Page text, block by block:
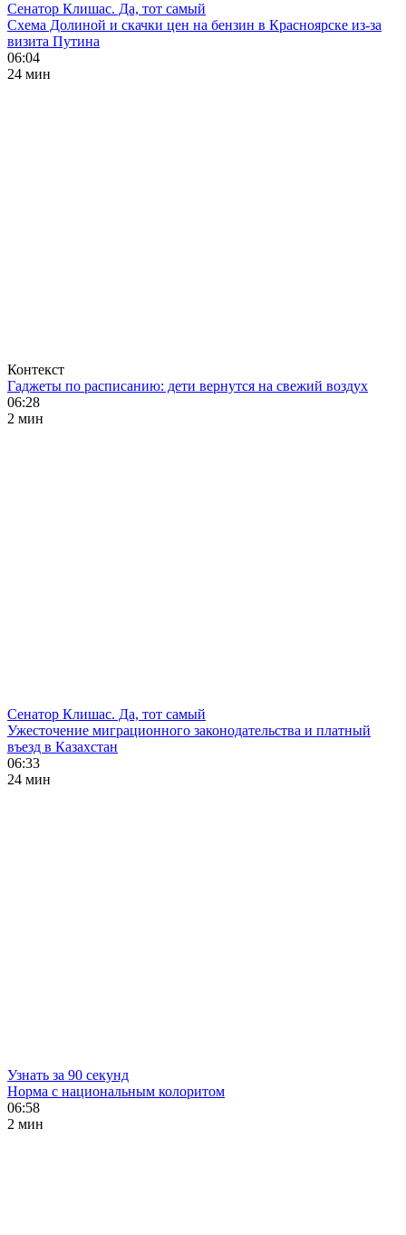
Сенатор Клишас. Да, тот самый
Схема Долиной и скачки цен на бензин в Красноярске из-за
визита Путина
06:04
24 мин
Контекст
Гаджеты по расписанию: дети вернутся на свежий воздух
06:28
2 мин
Сенатор Клишас. Да, тот самый
Ужесточение миграционного законодательства и платный
въезд в Казахстан
06:33
24 мин
Узнать за 90 секунд
Норма с национальным колоритом
06:58
2 мин